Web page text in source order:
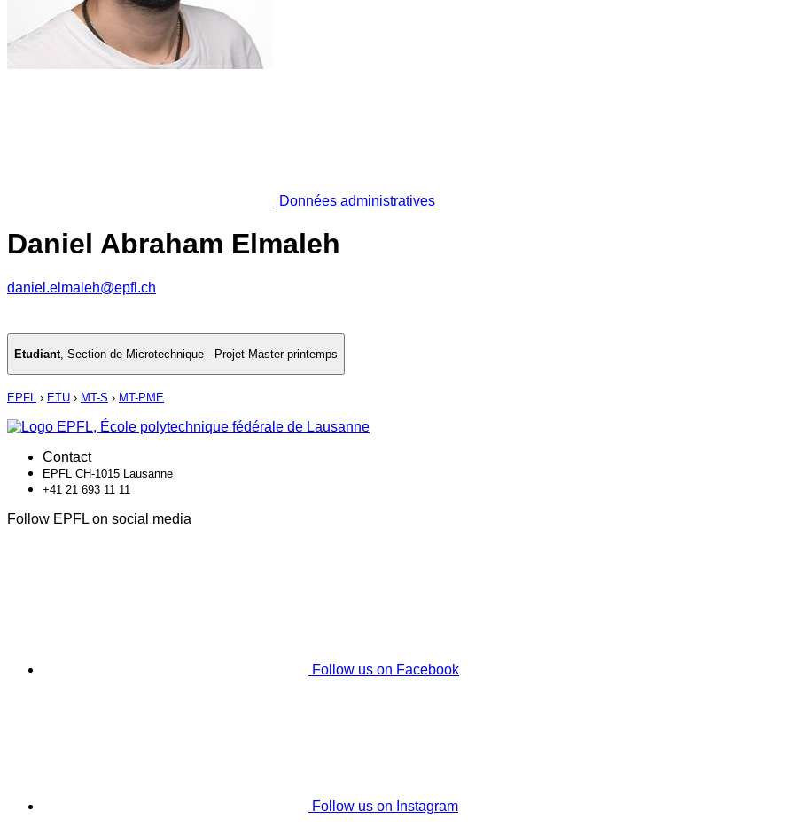
Données administratives
Daniel Abraham Elmaleh
daniel.elmaleh@epfl.ch
Etudiant, Section de Microtechnique - Projet Master printemps
EPFL › ETU › MT-S › MT-PME
Contact
EPFL CH-1015 Lausanne
+41 21 693 11 11
Follow EPFL on social media
Follow us on Facebook
Follow us on Instagram